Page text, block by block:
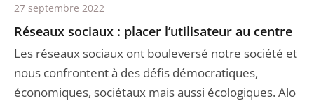
Réseaux sociaux : placer l’utilisateur au centre
Les réseaux sociaux ont bouleversé notre société et
nous confrontent à des défis démocratiques,
économiques, sociétaux mais aussi écologiques. Alo
27 septembre 2022